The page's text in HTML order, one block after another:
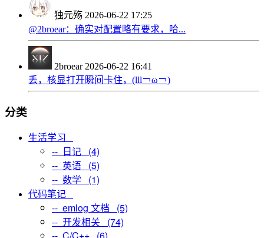
独元殇 2026-06-22 17:25
@2broear：确实对配置略有要求，哈...
2broear 2026-06-22 16:41
丢，核显打开瞬间卡住，(lll￢ω￢)
分类
生活学习
-- 日记 (4)
-- 英语 (5)
-- 数学 (1)
代码笔记
-- emlog 文档 (5)
-- 开发相关 (74)